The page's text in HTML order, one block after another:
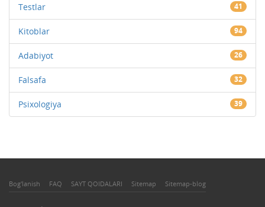
Testlar 41
Kitoblar 94
Adabiyot 26
Falsafa 32
Psixologiya 39
Bog'lanish FAQ SAYT QOIDALARI Sitemap Sitemap-blog